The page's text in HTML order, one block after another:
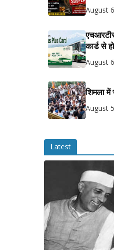
August
कार्ड से
August
शिमला में
August
Latest